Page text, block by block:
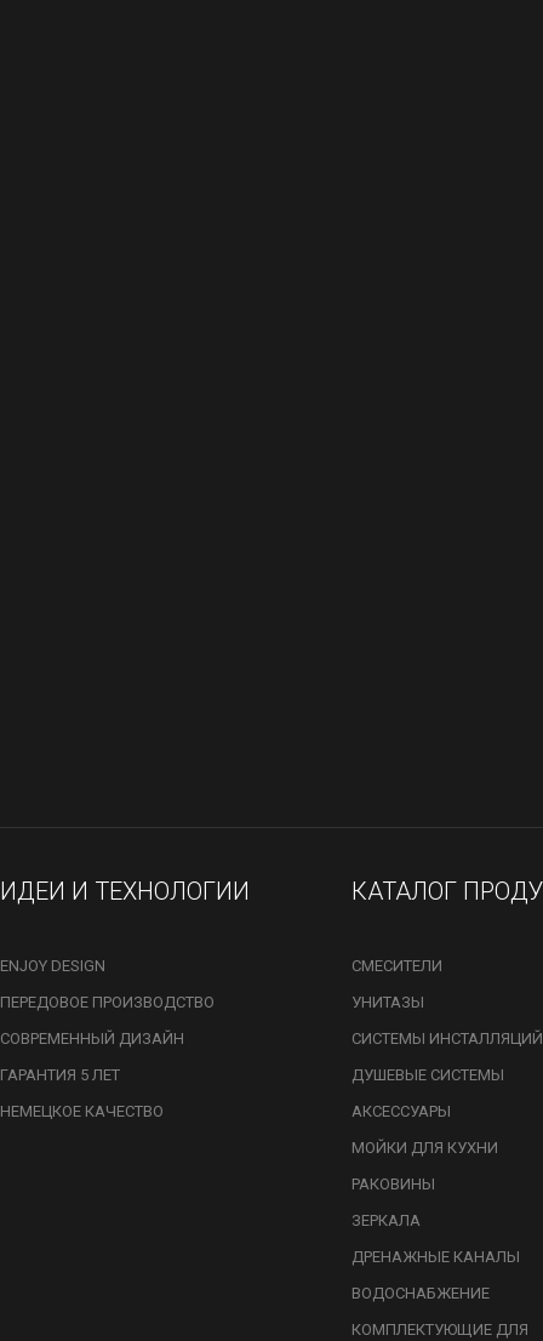
ИДЕИ И ТЕХНОЛОГИИ
ENJOY DESIGN
ПЕРЕДОВОЕ ПРОИЗВОДСТВО
СОВРЕМЕННЫЙ ДИЗАЙН
ГАРАНТИЯ 5 ЛЕТ
НЕМЕЦКОЕ КАЧЕСТВО
КАТАЛОГ
СМЕСИТЕЛИ
УНИТАЗЫ
СИСТЕМЫ ИНСТАЛЛЯЦИЙ
ДУШЕВЫЕ СИСТЕМЫ
АКСЕССУАРЫ
МОЙКИ ДЛЯ КУХНИ
РАКОВИНЫ
ЗЕРКАЛА
ДРЕНАЖНЫЕ КАНАЛЫ
ВОДОСНАБЖЕНИЕ
КОМПЛЕКТУЮЩИЕ ДЛЯ